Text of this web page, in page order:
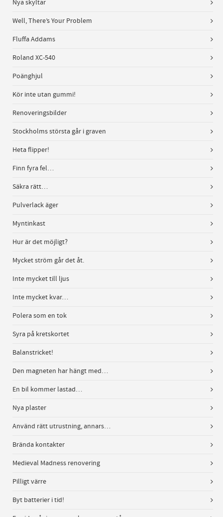
Nya skyltar
Well, There’s Your Problem
Fluffa Addams
Roland XC-540
Poänghjul
Kör inte utan gummi!
Renoveringsbilder
Stockholms största går i graven
Heta flipper!
Finn fyra fel…
Säkra rätt…
Pulverlack äger
Myntinkast
Hur är det möjligt?
Mycket ström går det åt.
Inte mycket till ljus
Inte mycket kvar…
Polera som en tok
Syra på kretskortet
Balanstricket!
Den magneten har hängt med…
En bil kommer lastad…
Nya plaster
Använd rätt utrustning, annars…
Brända kontakter
Medieval Madness renovering
Pilligt värre
Byt batterier i tid!